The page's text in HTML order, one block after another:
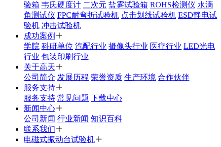
验箱 韦氏硬度计 二次元 盐雾试验箱 ROHS检测仪 水滴
角测试仪 FPC耐弯折试验机 点击划线试验机 ESD静电试
验机 冲击试验机
成功案例
学院 科研单位 汽配行业 摄像头行业 医疗行业 LED光电
行业 包装印刷行业
关于高天
公司简介 发展历程 荣誉资质 生产环境 合作伙伴
服务支持
服务支持 常见问题 下载中心
新闻中心
公司新闻 行业新闻 知识百科
联系我们
电磁式振动台试验机